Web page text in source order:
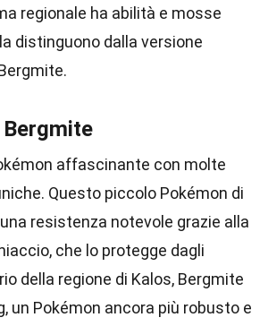
regionale ha abilità e mosse
distinguono dalla versione
affascinante con molte
Questo piccolo Pokémon di
resistenza notevole grazie alla
che lo protegge dagli
della regione di Kalos, Bergmite
un Pokémon ancora più robusto e